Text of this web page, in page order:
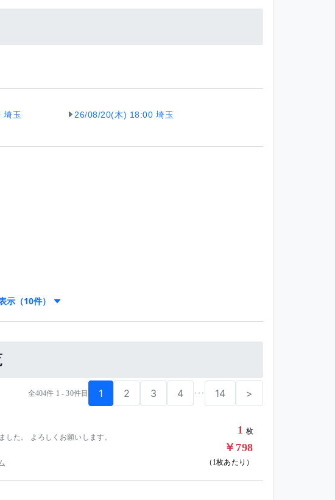
玉
26/08/20(木) 18:00 埼玉
示（10件）
全404件 1 - 30件目 1 2 3 4 ･･･ 14 >
した。 よろしくお願いします。
1 枚
￥798
（1枚あたり）